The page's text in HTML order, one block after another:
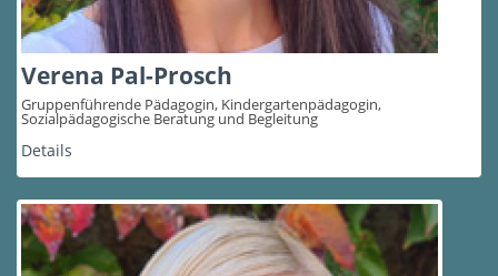
Verena Pal-Prosch
Gruppenführende Pädagogin, Kindergartenpädagogin,
Sozialpädagogische Beratung und Begleitung
Details